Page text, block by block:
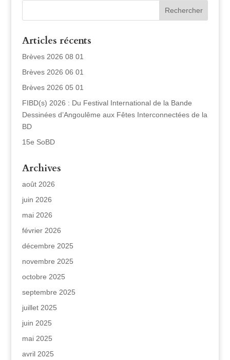
Articles récents
Brèves 2026 08 01
Brèves 2026 06 01
Brèves 2026 05 01
FIBD(s) 2026 : Du Festival International de la Bande
Dessinées d’Angoulême aux Fêtes Interconnectées de la
BD
15e SoBD
Archives
août 2026
juin 2026
mai 2026
février 2026
décembre 2025
novembre 2025
octobre 2025
septembre 2025
juillet 2025
juin 2025
mai 2025
avril 2025